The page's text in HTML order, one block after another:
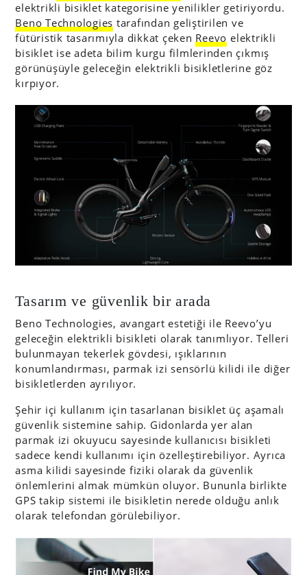
elektrikli bisiklet kategorisine yenilikler getiriyordu.
Beno Technologies tarafından geliştirilen ve
fütüristik tasarımıyla dikkat çeken Reevo elektrikli
bisiklet ise adeta bilim kurgu filmlerinden çıkmış
görünüşüyle geleceğin elektrikli bisikletlerine göz
kırpıyor.
Tasarım ve güvenlik bir arada
Beno Technologies, avangart estetiği ile Reevo’yu
geleceğin elektrikli bisikleti olarak tanımlıyor. Telleri
bulunmayan tekerlek gövdesi, ışıklarının
konumlandırması, parmak izi sensörlü kilidi ile diğer
bisikletlerden ayrılıyor.
Şehir içi kullanım için tasarlanan bisiklet üç aşamalı
güvenlik sistemine sahip. Gidonlarda yer alan
parmak izi okuyucu sayesinde kullanıcısı bisikleti
sadece kendi kullanımı için özelleştirebiliyor. Ayrıca
asma kilidi sayesinde fiziki olarak da güvenlik
önlemlerini almak mümkün oluyor. Bununla birlikte
GPS takip sistemi ile bisikletin nerede olduğu anlık
olarak telefondan görülebiliyor.